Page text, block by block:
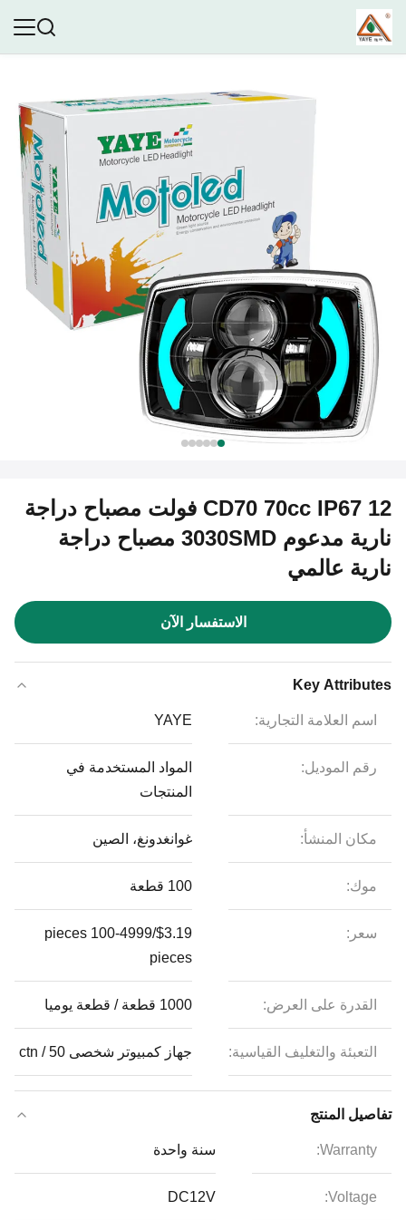
CD70 70cc IP67 12 فولت مصباح دراجة
نارية مدعوم 3030SMD مصباح دراجة
نارية عالمي
الاستفسار الآن
Key Attributes
اسم العلامة التجارية: YAYE
رقم الموديل:
المواد المستخدمة في
المنتجات
مكان المنشأ: غوانغدونغ، الصين
موك: 100 قطعة
سعر:
$3.19/pieces 100-4999
pieces
القدرة على العرض: 1000 قطعة / قطعة يوميا
التعبئة والتغليف القياسية: جهاز كمبيوتر شخصى 50 / ctn
تفاصيل المنتج
Warranty: سنة واحدة
Voltage:
DC12V